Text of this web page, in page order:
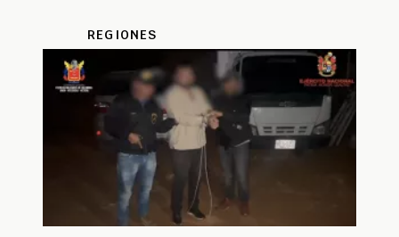
REGIONES